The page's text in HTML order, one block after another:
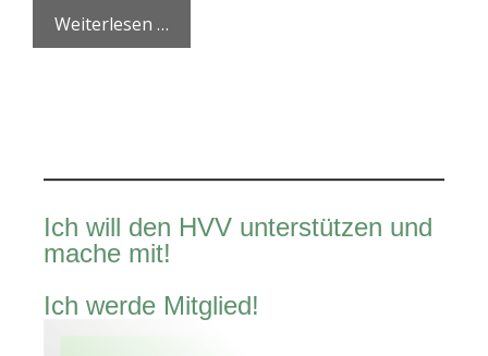
Weiterlesen …
Ich will den HVV unterstützen und
mache mit!
Ich werde Mitglied!